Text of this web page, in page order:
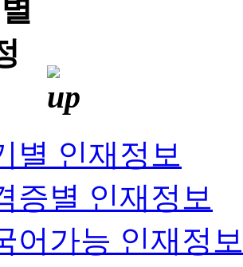
별 인재정보
증별 인재정보
어가능 인재정보